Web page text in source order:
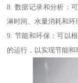
8. 数据记录和分析：
淋时间、水量消耗和环
9. 节能和环保：可以
的运行，以实现节能和